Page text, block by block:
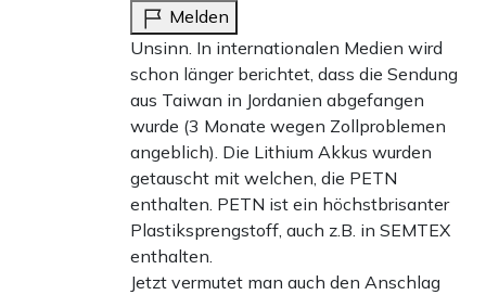
Melden
Unsinn. In internationalen Medien wird
schon länger berichtet, dass die Sendung
aus Taiwan in Jordanien abgefangen
wurde (3 Monate wegen Zollproblemen
angeblich). Die Lithium Akkus wurden
getauscht mit welchen, die PETN
enthalten. PETN ist ein höchstbrisanter
Plastiksprengstoff, auch z.B. in SEMTEX
enthalten.
Jetzt vermutet man auch den Anschlag